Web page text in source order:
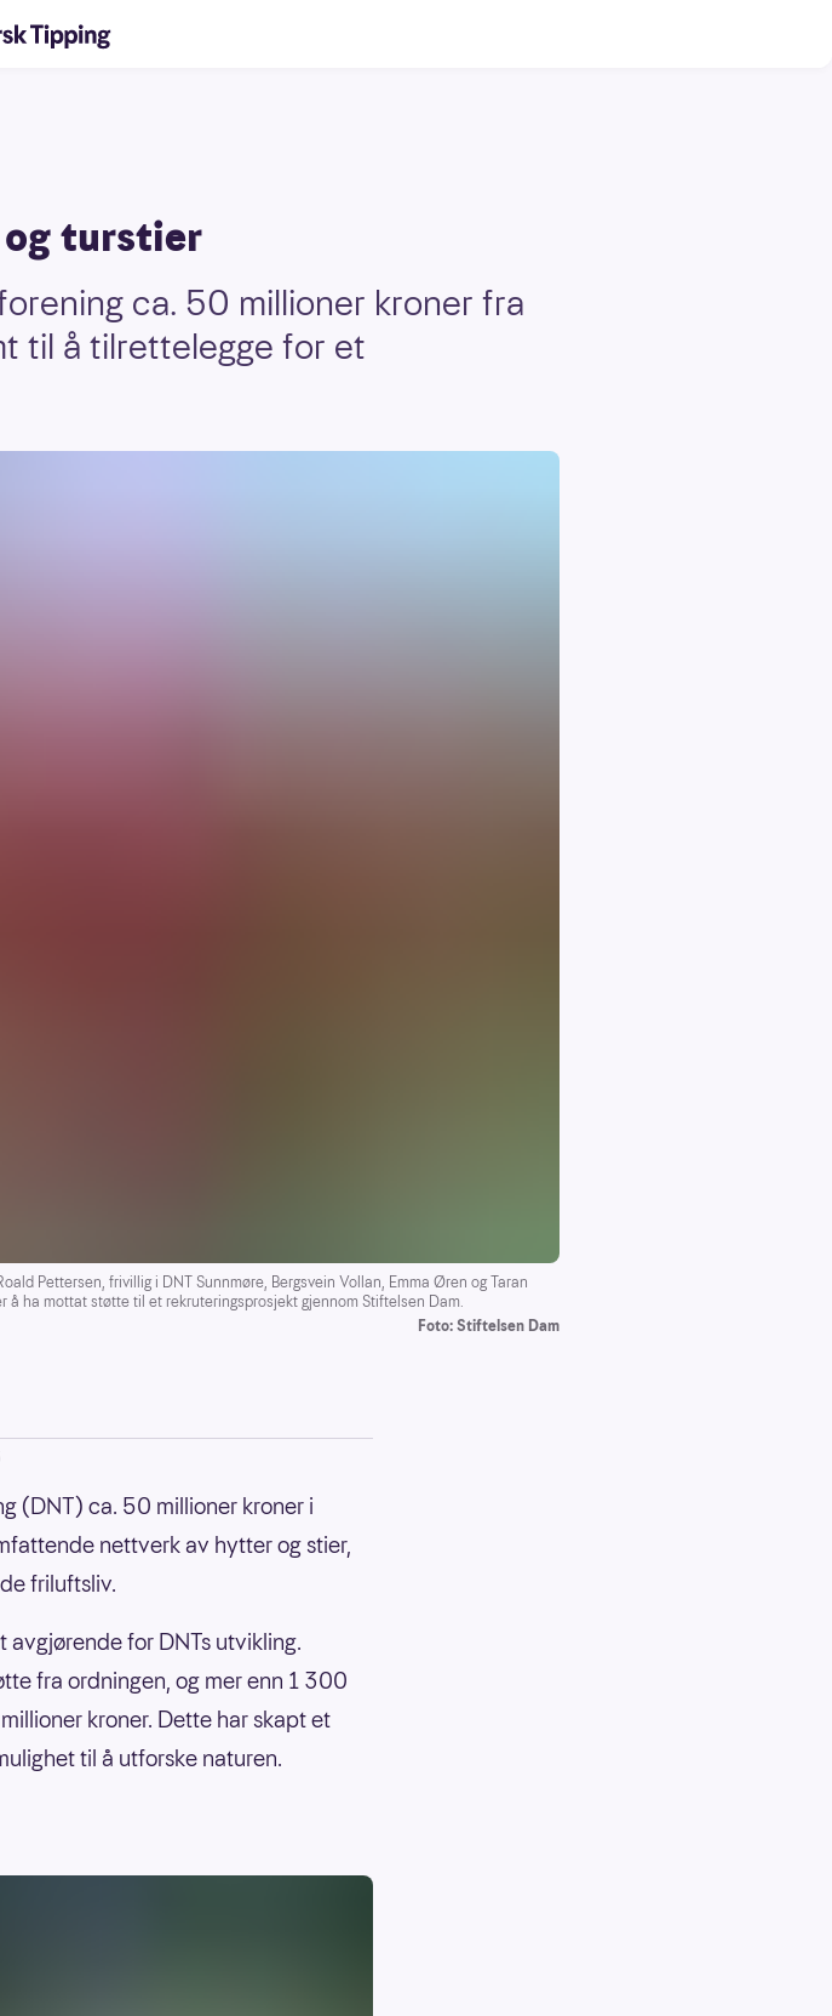
turstier
ca. 50 millioner kroner fra
til å tilrettelegge for et
Pettersen, frivillig i DNT Sunnmøre, Bergsvein Vollan, Emma Øren og Taran
å ha mottat støtte til et rekruteringsprosjekt gjennom Stiftelsen Dam.
Foto: Stiftelsen Dam
(DNT) ca. 50 millioner kroner i
nettverk av hytter og stier,
friluftsliv.
for DNTs utvikling.
fra ordningen, og mer enn 1 300
kroner. Dette har skapt et
til å utforske naturen.